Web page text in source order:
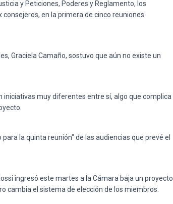
y Peticiones, Poderes y Reglamento, los
en la primera de cinco reuniones
Graciela Camaño, sostuvo que aún no existe un
muy diferentes entre sí, algo que complica
la quinta reunión" de las audiencias que prevé el
ingresó este martes a la Cámara baja un proyecto
cambia el sistema de elección de los miembros.